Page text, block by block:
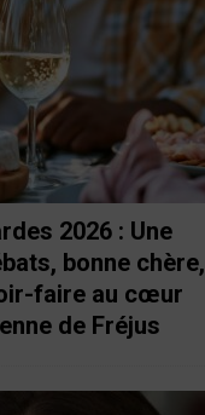
2026 : Une
bonne chère,
faire au cœur
de Fréjus